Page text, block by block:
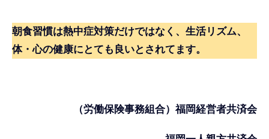
朝食習慣は熱中症対策だけではなく、生活リズム、
体・心の健康にとても良いとされてます。
（労働保険事務組合）福岡経営者共済会